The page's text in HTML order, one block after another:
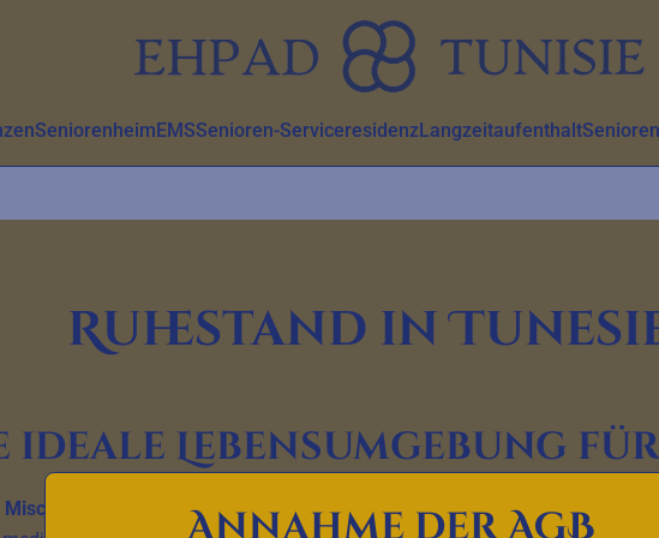
SeniorenheimEMSSenioren-ServiceresidenzLangzeitaufenthalt
Ruhestand in
ideale Lebensumgebung
Mischung aus Kulturen, vielfältigen Landschaften und attraktiven